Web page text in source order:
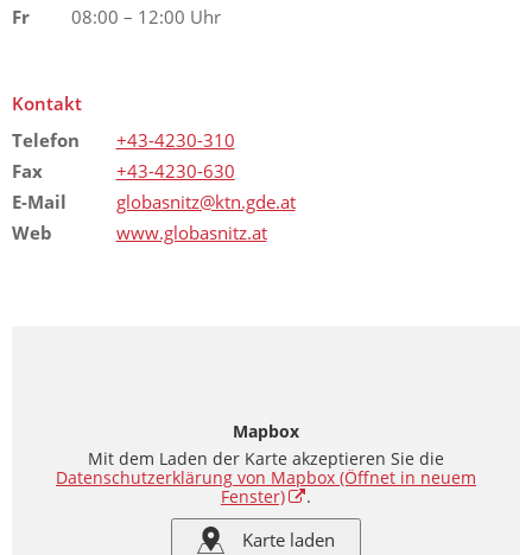
Fr
08:00 – 12:00 Uhr
Kontakt
Telefon
+43-4230-310
Fax
+43-4230-630
E-Mail
globasnitz@ktn.gde.at
Web
www.globasnitz.at
Mapbox
Mit dem Laden der Karte akzeptieren Sie die
Datenschutzerklärung von Mapbox (Öffnet in neuem
Fenster)
.
Karte laden